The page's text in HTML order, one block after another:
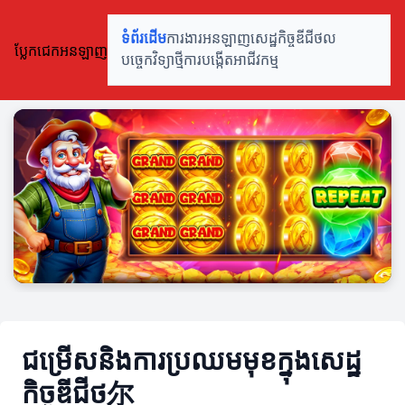
ប្លែកជេកអនឡាញ
ទំព័រដើមការងារអនឡាញសេដ្ឋកិច្ចឌីជីថល
បច្ចេកវិទ្យាថ្មីការបង្កើតអាជីវកម្ម
ជម្រើសនិងការប្រឈមមុខក្នុងសេដ្ឋ
កិច្ចឌីជីថ尔